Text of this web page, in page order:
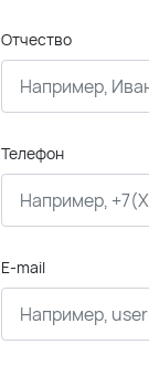
Отчество
Телефон
E-mail